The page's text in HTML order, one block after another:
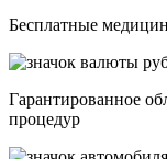
Бесплатные
Гарантированное
процедур